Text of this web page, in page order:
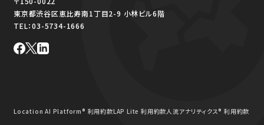
東京都渋谷区恵比寿南1丁目2-9 小林ビル6階
TEL：03-5734-1666
Location AI Platform® 利用約款LAP Lite 利用約款人流アナリティクス® 利用約款